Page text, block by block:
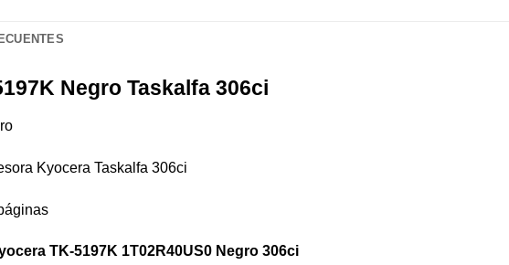
Negro Taskalfa 306ci
Kyocera Taskalfa 306ci
TK-5197K 1T02R40US0 Negro 306ci